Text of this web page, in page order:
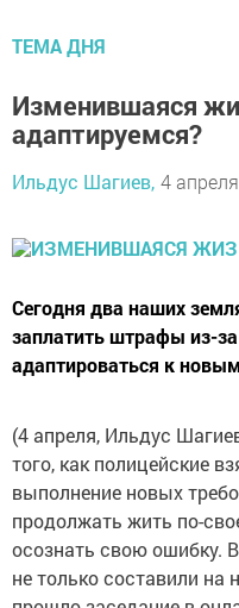
ТЕМА ДНЯ
Изменившаяся
адаптируемся?
Ильдус Шагиев, 4
Сегодня два наших
заплатить штрафы из-за
адаптироваться к
(4 апреля, Ильдус
того, как полицейские
выполнение новых
продолжать жить по-
осознать свою ошибку.
не только составили на